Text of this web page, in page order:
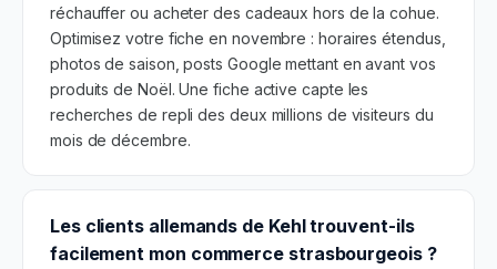
réchauffer ou acheter des cadeaux hors de la cohue.
Optimisez votre fiche en novembre : horaires étendus,
photos de saison, posts Google mettant en avant vos
produits de Noël. Une fiche active capte les
recherches de repli des deux millions de visiteurs du
mois de décembre.
Les clients allemands de Kehl trouvent-ils
facilement mon commerce strasbourgeois ?